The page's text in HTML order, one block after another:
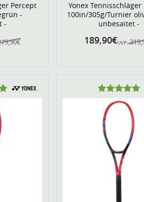
Percept
-
-
Yonex Tennisschläger
100in/305g/Turnier
unbesaitet -
UVP:
189,90€